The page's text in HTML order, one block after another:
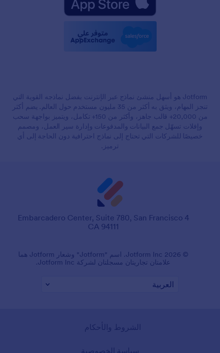
Jotform هو أسهل منشئ نماذج عبر الإنترنت بفضل نماذجه القوية التي
تنجز المهام، ويثق به أكثر من 35 مليون مستخدم حول العالم. يضم أكثر
من 20,000+ قالب جاهز، وأكثر من 150+ تكامل، ويتميز بواجهة سحب
وإفلات تسهّل جمع البيانات والمدفوعات وإدارة سير العمل، ومصمم
خصيصًا للشركات التي تحتاج إلى نماذج احترافية دون الحاجة إلى أي
ترميز.
4 Embarcadero Center, Suite 780, San Francisco
CA 94111
© 2026 Jotform Inc. اسم "Jotform" وشعار Jotform هما
علامتان تجاريتان مسجلتان لشركة Jotform Inc.
الشروط والأحكام
سياسة الخصوصية